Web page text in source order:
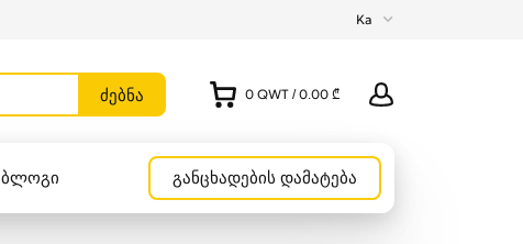
Ka
0 QWT / 0.00 ₾
ბლოგი განცხადების დამატება